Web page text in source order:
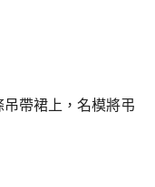
帶裙上，名模將弔